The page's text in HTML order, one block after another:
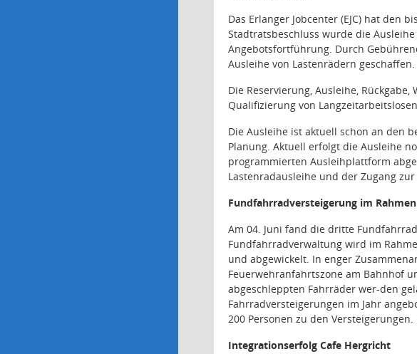
Das Erlanger Jobcenter (EJC) hat den
Stadtratsbeschluss wurde die
Angebotsfortführung. Durch
Ausleihe von Lastenrädern geschaffen.
Die Reservierung, Ausleihe,
Qualifizierung von
Die Ausleihe ist aktuell schon an den
Planung. Aktuell erfolgt die Ausleihe
programmierten Ausleihplattform
Lastenradausleihe und der Zugang
Fundfahrradversteigerung im
Am 04. Juni fand die dritte
Fundfahrradverwaltung wird im
und abgewickelt. In enger
Feuerwehranfahrtszone am Bahnhof
abgeschleppten Fahrräder wer-den
Fahrradversteigerungen im Jahr
200 Personen zu den
Integrationserfolg Cafe Hergricht